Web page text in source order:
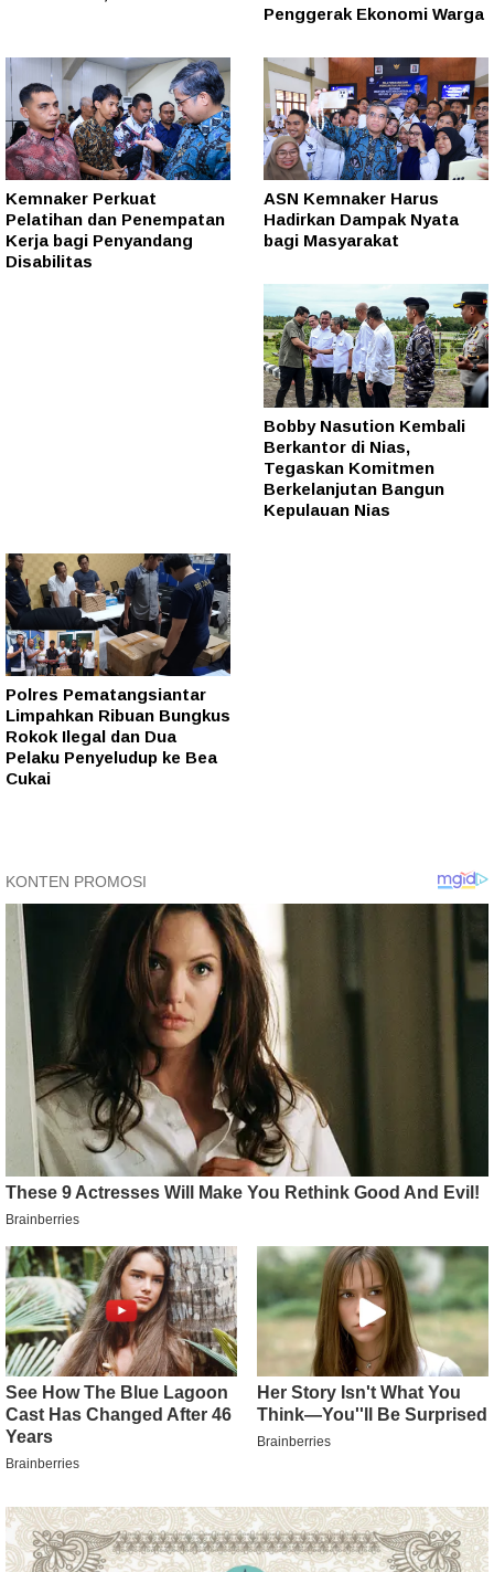
Penggerak Ekonomi Warga
Kemnaker Perkuat
Pelatihan dan Penempatan
Kerja bagi Penyandang
Disabilitas
ASN Kemnaker Harus
Hadirkan Dampak Nyata
bagi Masyarakat
Bobby Nasution Kembali
Berkantor di Nias,
Tegaskan Komitmen
Berkelanjutan Bangun
Kepulauan Nias
Polres Pematangsiantar
Limpahkan Ribuan Bungkus
Rokok Ilegal dan Dua
Pelaku Penyeludup ke Bea
Cukai